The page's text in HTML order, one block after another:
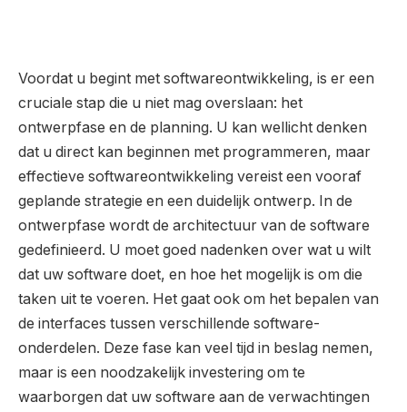
Voordat u begint met softwareontwikkeling, is er een
cruciale stap die u niet mag overslaan: het
ontwerpfase en de planning. U kan wellicht denken
dat u direct kan beginnen met programmeren, maar
effectieve softwareontwikkeling vereist een vooraf
geplande strategie en een duidelijk ontwerp. In de
ontwerpfase wordt de architectuur van de software
gedefinieerd. U moet goed nadenken over wat u wilt
dat uw software doet, en hoe het mogelijk is om die
taken uit te voeren. Het gaat ook om het bepalen van
de interfaces tussen verschillende software-
onderdelen. Deze fase kan veel tijd in beslag nemen,
maar is een noodzakelijk investering om te
waarborgen dat uw software aan de verwachtingen